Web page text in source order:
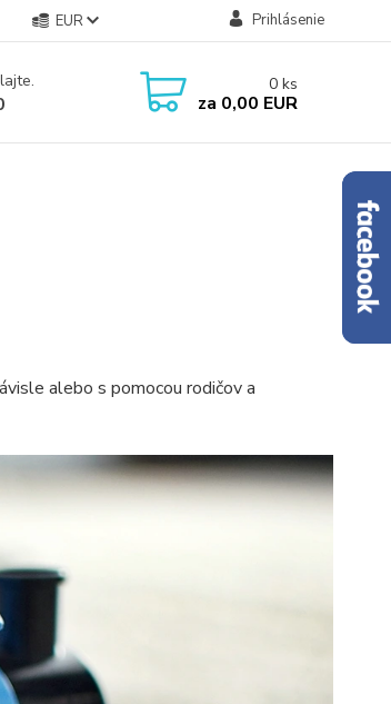
EUR Prihlásenie
0 ks
za 0,00 EUR
alebo s pomocou rodičov a